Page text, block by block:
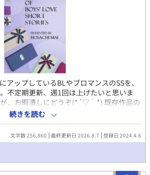
アップしているBLやブロマンスのSSを、
不定期更新、週1回は上げたいと思いま
、お暇潰しにどうぞ(*´▽｀*) 既存作品の
プロットを立てている最中のCPや、稀に全
ます。単発で楽しんでいただけるよう
物には、解説を入れておこうと思います。
続きを読む
文字数 256,860 最終更新日 2026.8.7 登録日 2024.4.6